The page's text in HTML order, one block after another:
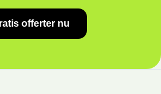
offerter nu